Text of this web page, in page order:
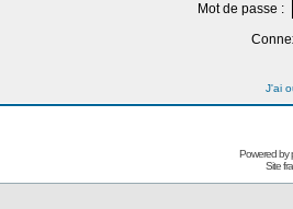
Mot de passe :
J'ai
Powered by
Site